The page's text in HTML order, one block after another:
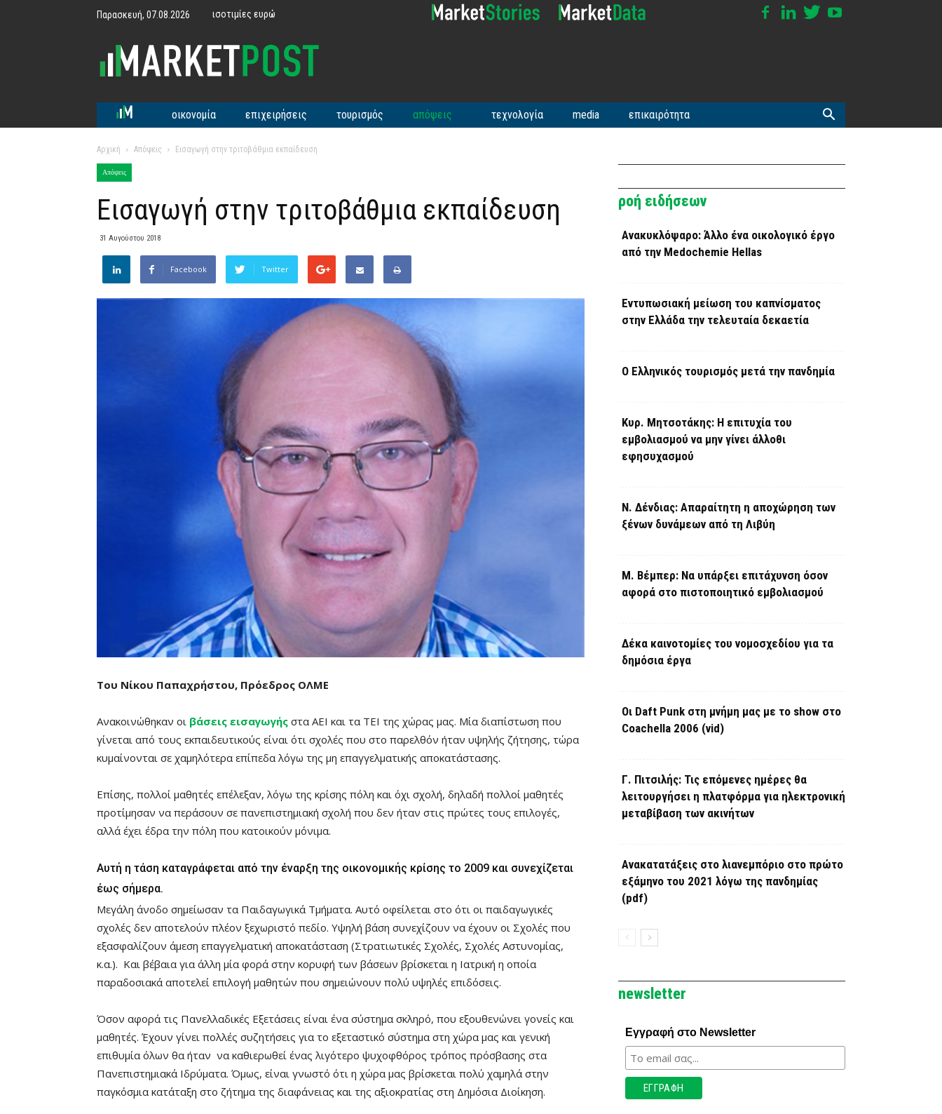
Παρασκευή, 07.08.2026 ισοτιμίες ευρώ
οικονομία επιχειρήσεις τουρισμός απόψεις τεχνολογία media επικαιρότητα
Αρχική Απόψεις Εισαγωγή στην τριτοβάθμια εκπαίδευση
Απόψεις
Εισαγωγή στην τριτοβάθμια εκπαίδευση
31 Αυγούστου 2018
Facebook Twitter
Του Νίκου Παπαχρήστου, Πρόεδρος ΟΛΜΕ
Ανακοινώθηκαν οι βάσεις εισαγωγής στα ΑΕΙ και τα ΤΕΙ της χώρας μας. Μία διαπίστωση που
γίνεται από τους εκπαιδευτικούς είναι ότι σχολές που στο παρελθόν ήταν υψηλής ζήτησης, τώρα
κυμαίνονται σε χαμηλότερα επίπεδα λόγω της μη επαγγελματικής αποκατάστασης.
Επίσης, πολλοί μαθητές επέλεξαν, λόγω της κρίσης πόλη και όχι σχολή, δηλαδή πολλοί μαθητές
προτίμησαν να περάσουν σε πανεπιστημιακή σχολή που δεν ήταν στις πρώτες τους επιλογές,
αλλά έχει έδρα την πόλη που κατοικούν μόνιμα.
Αυτή η τάση καταγράφεται από την έναρξη της οικονομικής κρίσης το 2009 και συνεχίζεται
έως σήμερα.
Μεγάλη άνοδο σημείωσαν τα Παιδαγωγικά Τμήματα. Αυτό οφείλεται στο ότι οι παιδαγωγικές
σχολές δεν αποτελούν πλέον ξεχωριστό πεδίο. Υψηλή βάση συνεχίζουν να έχουν οι Σχολές που
εξασφαλίζουν άμεση επαγγελματική αποκατάσταση (Στρατιωτικές Σχολές, Σχολές Αστυνομίας,
κ.α.). Και βέβαια για άλλη μία φορά στην κορυφή των βάσεων βρίσκεται η Ιατρική η οποία
παραδοσιακά αποτελεί επιλογή μαθητών που σημειώνουν πολύ υψηλές επιδόσεις.
Όσον αφορά τις Πανελλαδικές Εξετάσεις είναι ένα σύστημα σκληρό, που εξουθενώνει γονείς και
μαθητές. Έχουν γίνει πολλές συζητήσεις για το εξεταστικό σύστημα στη χώρα μας και γενική
επιθυμία όλων θα ήταν να καθιερωθεί ένας λιγότερο ψυχοφθόρος τρόπος πρόσβασης στα
Πανεπιστημιακά Ιδρύματα. Όμως, είναι γνωστό ότι η χώρα μας βρίσκεται πολύ χαμηλά στην
παγκόσμια κατάταξη στο ζήτημα της διαφάνειας και της αξιοκρατίας στη Δημόσια Διοίκηση.
ροή ειδήσεων
Ανακυκλόψαρο: Άλλο ένα οικολογικό έργο
από την Medochemie Hellas
Εντυπωσιακή μείωση του καπνίσματος
στην Ελλάδα την τελευταία δεκαετία
Ο Ελληνικός τουρισμός μετά την πανδημία
Κυρ. Μητσοτάκης: Η επιτυχία του
εμβολιασμού να μην γίνει άλλοθι
εφησυχασμού
Ν. Δένδιας: Απαραίτητη η αποχώρηση των
ξένων δυνάμεων από τη Λιβύη
Μ. Βέμπερ: Να υπάρξει επιτάχυνση όσον
αφορά στο πιστοποιητικό εμβολιασμού
Δέκα καινοτομίες του νομοσχεδίου για τα
δημόσια έργα
Οι Daft Punk στη μνήμη μας με το show στο
Coachella 2006 (vid)
Γ. Πιτσιλής: Τις επόμενες ημέρες θα
λειτουργήσει η πλατφόρμα για ηλεκτρονική
μεταβίβαση των ακινήτων
Ανακατατάξεις στο λιανεμπόριο στο πρώτο
εξάμηνο του 2021 λόγω της πανδημίας
(pdf)
newsletter
Εγγραφή στο Newsletter